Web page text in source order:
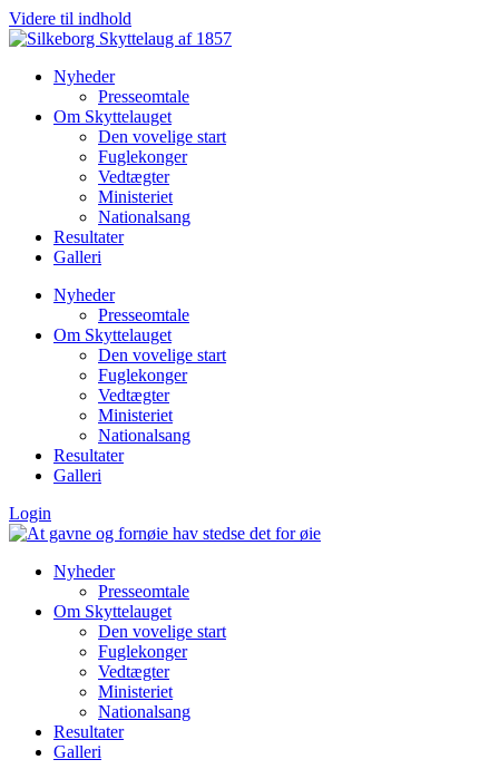
Videre til indhold
Nyheder
Presseomtale
Om Skyttelauget
Den vovelige start
Fuglekonger
Vedtægter
Ministeriet
Nationalsang
Resultater
Galleri
Nyheder
Presseomtale
Om Skyttelauget
Den vovelige start
Fuglekonger
Vedtægter
Ministeriet
Nationalsang
Resultater
Galleri
Login
Nyheder
Presseomtale
Om Skyttelauget
Den vovelige start
Fuglekonger
Vedtægter
Ministeriet
Nationalsang
Resultater
Galleri